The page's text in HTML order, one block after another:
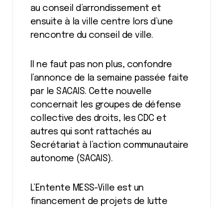
au conseil d’arrondissement et
ensuite à la ville centre lors d’une
rencontre du conseil de ville.
Il ne faut pas non plus, confondre
l’annonce de la semaine passée faite
par le SACAIS. Cette nouvelle
concernait les groupes de défense
collective des droits, les CDC et
autres qui sont rattachés au
Secrétariat à l’action communautaire
autonome (SACAIS).
L’Entente MESS-Ville est un
financement de projets de lutte